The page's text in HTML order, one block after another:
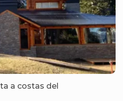
a costas del